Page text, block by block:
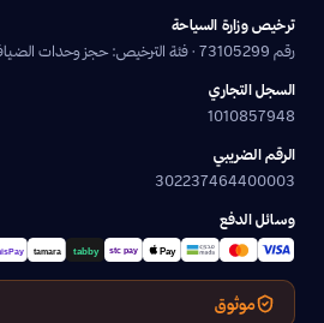
ترخيص وزارة السياحة
رقم 73105299 · فئة الترخيص: حجز وحدات الضيافة وتنظيم الرحلات السياحية
السجل التجاري
1010857948
الرقم الضريبي
302237464400003
وسائل الدفع
موثوق